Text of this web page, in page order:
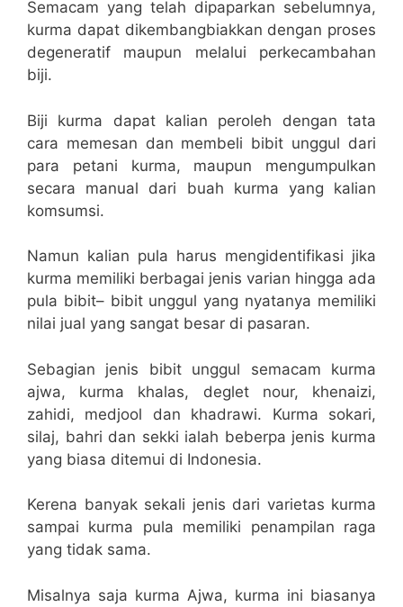
Semacam yang telah dipaparkan sebelumnya,
kurma dapat dikembangbiakkan dengan proses
degeneratif maupun melalui perkecambahan
biji.
Biji kurma dapat kalian peroleh dengan tata
cara memesan dan membeli bibit unggul dari
para petani kurma, maupun mengumpulkan
secara manual dari buah kurma yang kalian
komsumsi.
Namun kalian pula harus mengidentifikasi jika
kurma memiliki berbagai jenis varian hingga ada
pula bibit– bibit unggul yang nyatanya memiliki
nilai jual yang sangat besar di pasaran.
Sebagian jenis bibit unggul semacam kurma
ajwa, kurma khalas, deglet nour, khenaizi,
zahidi, medjool dan khadrawi. Kurma sokari,
silaj, bahri dan sekki ialah beberpa jenis kurma
yang biasa ditemui di Indonesia.
Kerena banyak sekali jenis dari varietas kurma
sampai kurma pula memiliki penampilan raga
yang tidak sama.
Misalnya saja kurma Ajwa, kurma ini biasanya